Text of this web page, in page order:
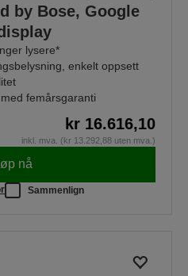
by Bose, Google
lysere*
enkelt oppsett
femårsgaranti
kr 16.616,10
inkl. mva. (kr 13.292,88 uten mva.)
nå
Sammenlign